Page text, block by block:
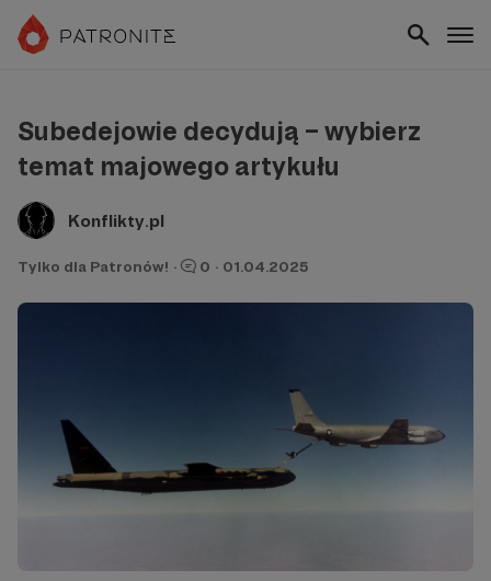
Subedejowie decydują – wybierz
temat majowego artykułu
Konflikty.pl
Tylko dla Patronów! · 0 · 01.04.2025